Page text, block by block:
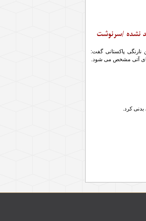
تایید نشده /سرنوشت
حکومتی استان در خصوص سرنوشت 140 تن نارنگی پاکستانی گفت:
های آتی مشخص می شود.
کرد.